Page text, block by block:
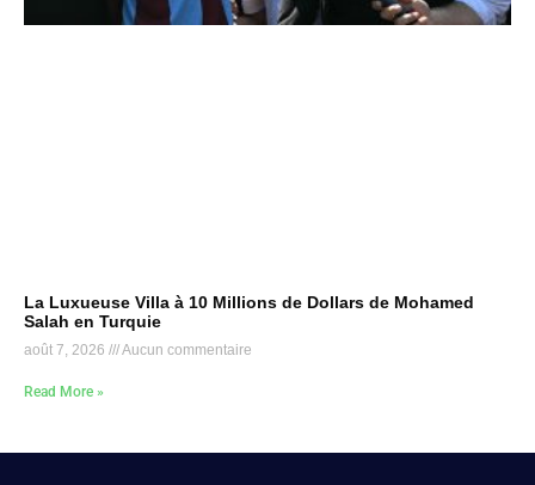
La Luxueuse Villa à 10 Millions de Dollars de Mohamed
Salah en Turquie
août 7, 2026 Aucun commentaire
Read More »